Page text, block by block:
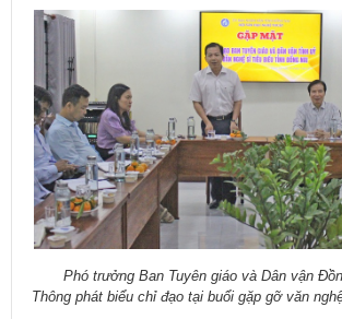
Phó trưởng Ban Tuyên giáo và Dân vận
Thông phát biểu chỉ đạo tại buổi gặp gỡ văn